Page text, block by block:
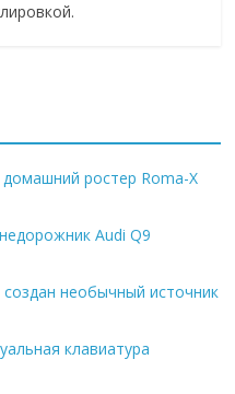
ростер Roma-X
Audi Q9
необычный источник
клавиатура